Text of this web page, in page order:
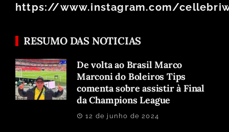
https://www.instagram.com/
RESUMO DAS NOTICIAS
De volta ao Brasil Marco
Marconi do Boleiros Tips
comenta sobre assistir à Final
da Champions League
12 de junho de 2024